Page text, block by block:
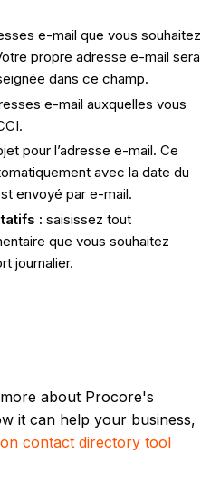
e-mail que vous souhaitez
propre adresse e-mail sera
dans ce champ.
e-mail auxquelles vous
pour l’adresse e-mail. Ce
avec la date du
envoyé par e-mail.
: saisissez tout
que vous souhaitez
journalier.
about Procore's
it can help your business,
contact directory tool